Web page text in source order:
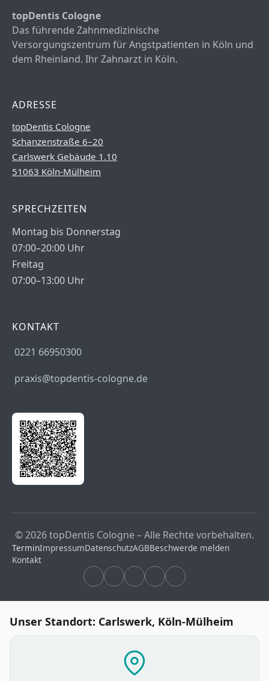
topDentis Cologne
Das führende Zahnmedizinische
Versorgungszentrum für Angstpatienten in Köln und
dem Rheinland. Ihr Zahnarzt in Köln.
ADRESSE
topDentis Cologne
Schanzenstraße 6–20
Carlswerk Gebäude 1.10
51063 Köln-Mülheim
SPRECHZEITEN
Montag bis Donnerstag
07:00–20:00 Uhr
Freitag
07:00–13:00 Uhr
KONTAKT
0221 66950300
praxis@topdentis-cologne.de
© 2026 topDentis Cologne – Alle Rechte vorbehalten.
TerminImpressumDatenschutzAGBBeschwerde melden
Kontakt
Unser Standort: Carlswerk, Köln-Mülheim